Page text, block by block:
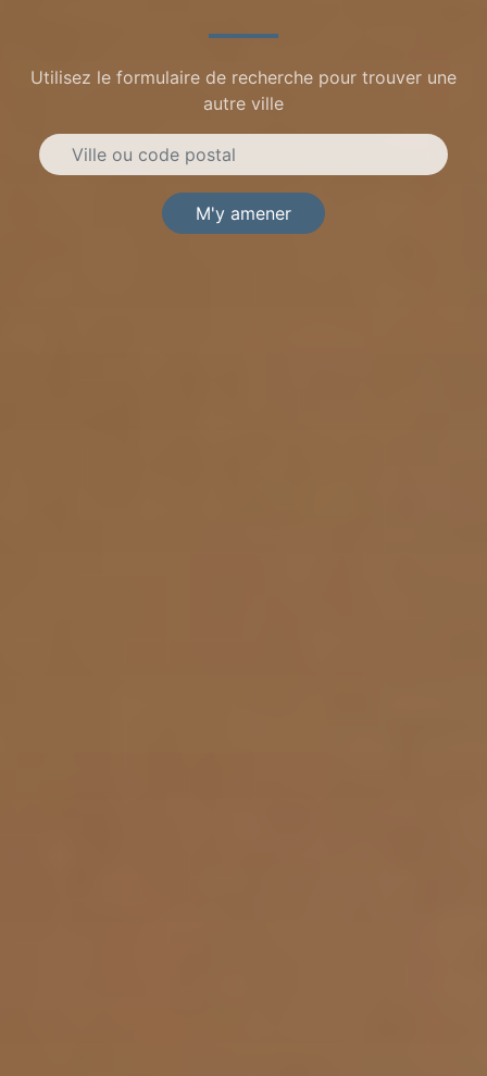
Utilisez le formulaire de recherche pour trouver une
autre ville
M'y amener